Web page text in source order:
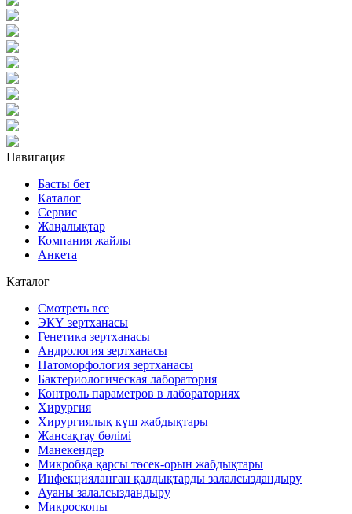
Навигация
Басты бет
Каталог
Сервис
Жаңалықтар
Компания жайлы
Анкета
Каталог
Смотреть все
ЭКҰ зертханасы
Генетика зертханасы
Андрология зертханасы
Патоморфология зертханасы
Бактериологическая лаборатория
Контроль параметров в лабораториях
Хирургия
Хирургиялық күш жабдықтары
Жансақтау бөлімі
Манекендер
Микробқа қарсы төсек-орын жабдықтары
Инфекцияланған қалдықтарды залалсыздандыру
Ауаны залалсыздандыру
Микроскопы